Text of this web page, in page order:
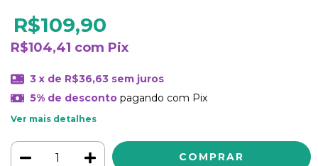
R$109,90
R$104,41 com Pix
3 x de R$36,63 sem juros
5% de descontopagando com Pix
Ver mais detalhes